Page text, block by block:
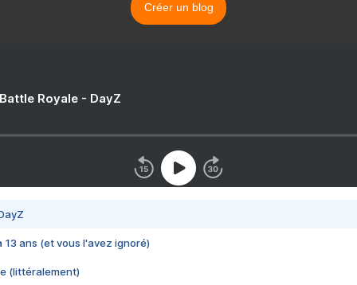
Créer un blog
Royale - DayZ
13 ans (et vous l'avez ignoré)
(littéralement)